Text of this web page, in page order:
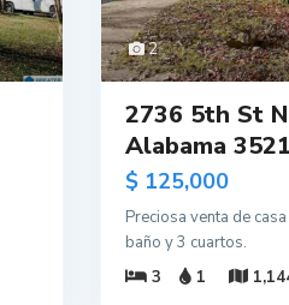
2
2736 5th St
Alabama
$ 125,000
Preciosa venta de
baño y 3 cuartos.
3
1